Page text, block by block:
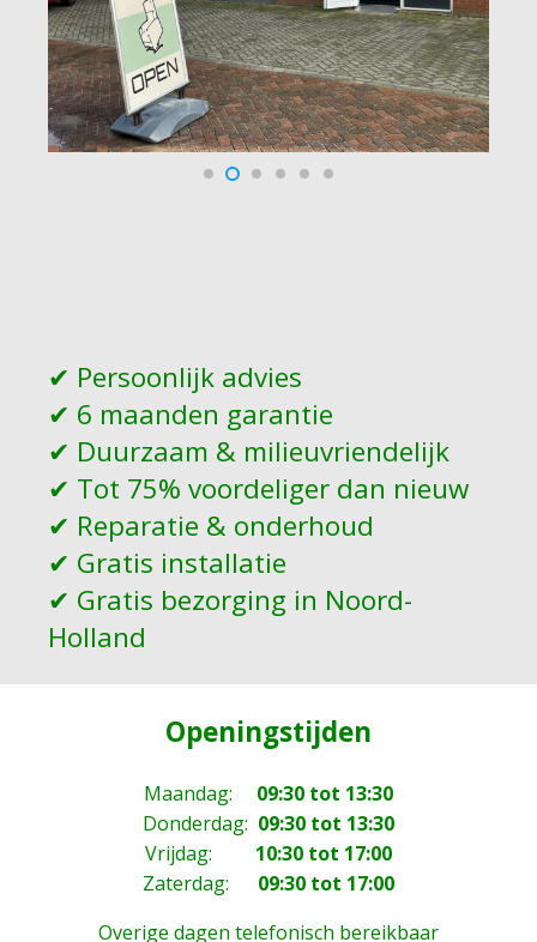
✔︎ Persoonlijk advies
✔︎ 6 maanden garantie
✔︎ Duurzaam & milieuvriendelijk
✔︎ Tot 75% voordeliger dan nieuw
✔︎ Reparatie & onderhoud
✔︎ Gratis installatie
✔︎ Gratis bezorging in Noord-
Holland
Openingstijden
Maandag: 09:30 tot 13:30
Donderdag: 09:30 tot 13:30
Vrijdag: 10:30 tot 17:00
Zaterdag: 09:30 tot 17:00
Overige dagen telefonisch bereikbaar